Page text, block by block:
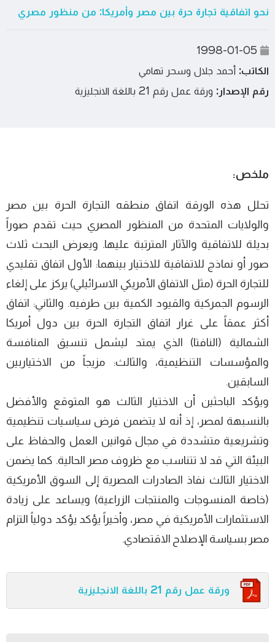
نحو اتفاقية تجارة حرة بين مصر وأمريكا: من منظور مصري
الكاتب: أحمد جلال وسحر تهامي
رقم الإصدار: ورقة عمل رقم 21 باللغة الانجليزية
ملخص:
تحلل هذه الورقة اتفاق منطقه التجارة الحرة بين مصر
والولايات المتحدة من المنظور المصري حيث تقدم صوراً
بديلة للاتفاقية والآثار المترتبة عليها. ويعرض البحث ثلاث
صور أو نماذج للاتفاقية للاختيار بينهما: الأول اتفاق تقليدي
للتجارة الحرة (مثل الاتفاق الأمريكي الاسرائيلي) يركز على إلغاء
الرسوم الجمركية والقيود الكمية بين طرفيه. والثاني: اتفاق
أكثر عمقاً على غرار اتفاق التجارة الحرة بين دول أمريكا
الشمالية (النافتا) الذي يمتد ليشمل تنسيق المنافسة
والمؤسسات التنظيمية، والثالث: مزيجاً من الاختياربين
السابقين.
ويؤكد الباحثين أن الاختيار الثالث هو المتوقع والأفضل
بالنسبهة لمصر، إذ أنه لا يتضمن فرض سياسيات تنظيمية
وتشريعية متشددة في مجال قوانين العمل والحفاظ على
البيئة التي قد لا تتناسب مع ظروف مصر الحالية. كما يضمن
الاختيار الثالث نفاذ الصادرات المصرية إلى السوق الأمريكية
(خاصة المنسوجات والمنتجات الزراعية) ويساعد على زيادة
الاستثمارات الأمريكية في مصر، وأخيراً يؤكد يؤكد دولياً التزام
مصر بسياسة الإصلاح الاقتصادي.
ورقة عمل رقم 21 باللغة الانجليزية